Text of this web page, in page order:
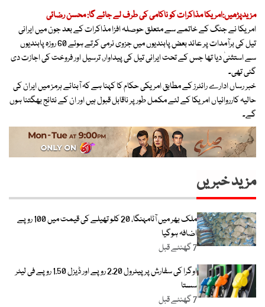
مزیدپڑھیں:امریکا مذاکرات کو ناکامی کی طرف لے جائے گا: محسن رضائی
امریکا نے جنگ کے خاتمے سے متعلق حوصلہ افزا مذاکرات کے بعد جون میں ایرانی
تیل کی برآمدات پر عائد بعض پابندیوں میں جزوی نرمی کرتے ہوئے 60 روزہ پابندیوں
سے استثنیٰ دیا تھا جس کے تحت ایرانی تیل کی پیداوار، ترسیل اور فروخت کی اجازت دی
گئی تھی۔
خبر رساں ادارے رائٹرز کے مطابق امریکی حکام کا کہنا ہے کہ آبنائے ہرمز میں ایران کی
حالیہ کارروائیاں امریکا کے لئے مکمل طور پر ناقابل قبول ہیں اور ان کے نتائج بھگتنا ہوں
گے۔
مزید خبریں
ملک بھر میں آٹامہنگا، 20 کلو تھیلے کی قیمت میں 100 روپے
اضافہ ہوگیا
7 گھنٹے قبل
اوگرا کی سفارش پر پیٹرول 2.20 روپے اور ڈیزل 1.50 روپے فی لیٹر
سستا
7 گھنٹے قبل